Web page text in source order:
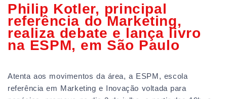
Philip Kotler, principal
referência do Marketing,
realiza debate e lança livro
na ESPM, em São Paulo
Atenta aos movimentos da área, a ESPM, escola
referência em Marketing e Inovação voltada para